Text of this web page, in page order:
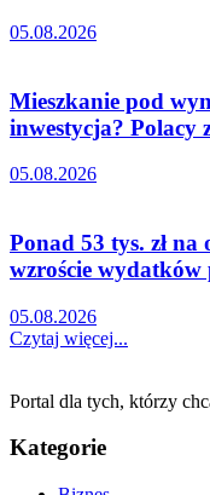
05.08.2026
Mieszkanie pod
inwestycja? Polacy
05.08.2026
Ponad 53 tys. zł
wzroście wydatków
05.08.2026
Czytaj więcej...
Portal dla tych, którzy
Kategorie